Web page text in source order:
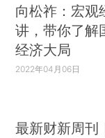
向松祚：宏观
讲，带你了解
经济大局
2022年04月06日
最新财新周刊